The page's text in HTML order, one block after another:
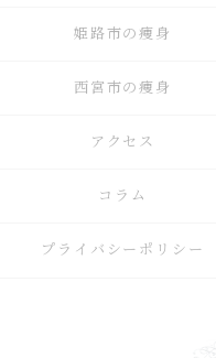
姫路市の痩身
西宮市の痩身
アクセス
コラム
プライバシーポリシー